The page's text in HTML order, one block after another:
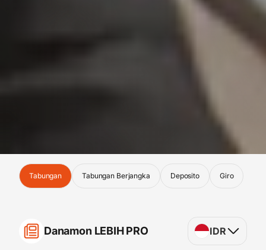
Tabungan Tabungan Berjangka Deposito Giro
Danamon LEBIH PRO IDR